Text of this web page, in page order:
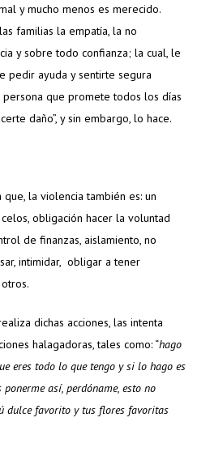
y mucho menos es merecido.
familias la empatía, la no
y sobre todo confianza; la cual, le
pedir ayuda y sentirte segura
que promete todos los días
daño”, y sin embargo, lo hace.
la violencia también es: un
obligación hacer la voluntad
de finanzas, aislamiento, no
intimidar, obligar a tener
dichas acciones, las intenta
halagadoras, tales como: “hago
eres todo lo que tengo y si lo hago es
así, perdóname, esto no
dulce favorito y tus flores favoritas